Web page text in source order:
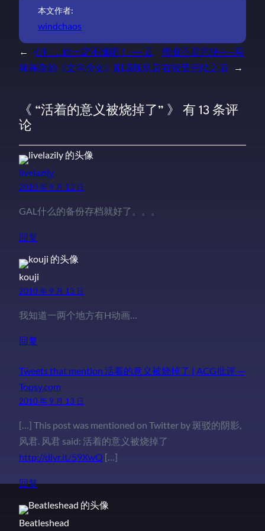
本文作者:
windchaos
←
心叶，你一定不懂吧！——五
味陈杂的《文学少女》剧场版观后
毕业不是完结——写
在轻音完结之后
→
《 “活着的意义被烧掉了” 》 有 13 条评
论
livelazily
2010 年 9 月 13 日
GAL什么的备份存档就好了。。。
回复
kouji
2010 年 9 月 13 日
我知道一两个地方有H动画…
回复
Tweets that mention 活着的意义被烧掉了 | ACG批评 —
Topsy.com
2010 年 9 月 13 日
[…] This post was mentioned on Twitter by 斑驳的阴影,
风君. 风君 said: 活着的意义被烧掉了
http://dlvr.it/59XwQ […]
回复
Beatleshead